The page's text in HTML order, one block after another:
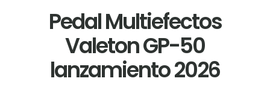
Pedal Multiefectos
Valeton GP-50
lanzamiento 2026